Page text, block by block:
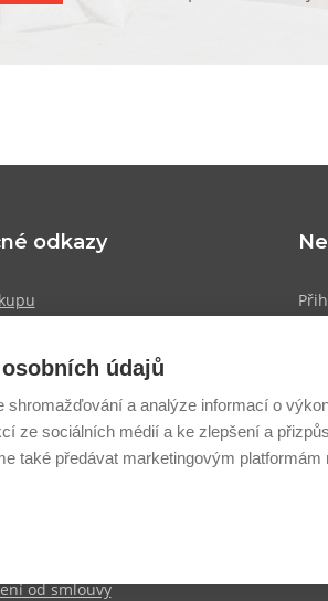
odkazy
platba
podmínky
osobních údajů
o cookies
od smlouvy
údajů
shromažďování a analýze informací o
ze sociálních médií a ke zlepšení a
také předávat marketingovým platformám